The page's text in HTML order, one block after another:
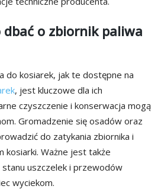
o zbiornik paliwa
do kosiarek, jak te dostępne na
, jest kluczowe dla ich
czyszczenie i konserwacja mogą
Gromadzenie się osadów oraz
do zatykania zbiornika i
kosiarki. Ważne jest także
uszczelek i przewodów
wyciekom.